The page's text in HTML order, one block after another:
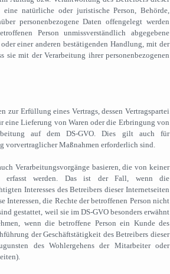
eine natürliche oder juristische Person, Behörde,
personenbezogene Daten offengelegt werden
Person unmissverständlich abgegebene
einer anderen bestätigenden Handlung, mit der
sie mit der Verarbeitung ihrer personenbezogenen
zur Erfüllung eines Vertrags, dessen Vertragspartei
eine Lieferung von Waren oder die Erbringung von
auf dem DS-GVO. Dies gilt auch für
vorvertraglicher Maßnahmen erforderlich sind.
Verarbeitungsvorgänge basieren, die von keiner
erfasst werden. Das ist der Fall, wenn die
Interesses des Betreibers dieser Internetseiten
Interessen, die Rechte der betroffenen Person nicht
gestattet, weil sie im DS-GVO besonders erwähnt
wenn die betroffene Person ein Kunde des
der Geschäftstätigkeit des Betreibers dieser
des Wohlergehens der Mitarbeiter oder